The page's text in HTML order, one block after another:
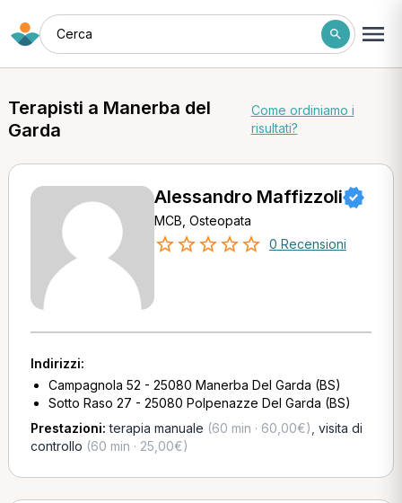
Cerca
Terapisti a Manerba del
Garda
Come ordiniamo i
risultati?
Alessandro Maffizzoli
MCB, Osteopata
0 Recensioni
Indirizzi:
Campagnola 52 - 25080 Manerba Del Garda (BS)
Sotto Raso 27 - 25080 Polpenazze Del Garda (BS)
Prestazioni:terapia manuale (60 min · 60,00€) visita di
controllo (60 min · 25,00€)